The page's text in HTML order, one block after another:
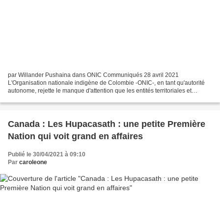
par Willander Pushaina dans ONIC Communiqués 28 avril 2021
L'Organisation nationale indigène de Colombie -ONIC-, en tant qu'autorité
autonome, rejette le manque d'attention que les entités territoriales et
Canada : Les Hupacasath : une petite Première
Nation qui voit grand en affaires
Publié le 30/04/2021 à 09:10
Par caroleone